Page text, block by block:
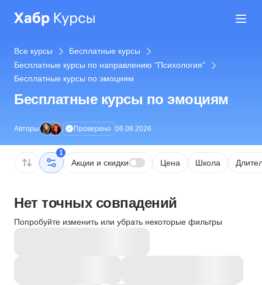
Все курсы
Бесплатные курсы
Бесплатные курсы по направлению "Психология"
Бесплатные курсы по эмоциям
Бесплатные курсы по эмоциям
Авторы Проверено 06.08.2026
1
Акции и скидки Цена Школа
Нет точных совпадений
Попробуйте изменить или убрать некоторые фильтры